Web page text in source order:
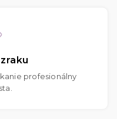
profesionálny